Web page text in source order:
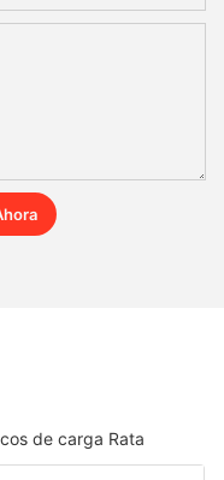
de carga Rata